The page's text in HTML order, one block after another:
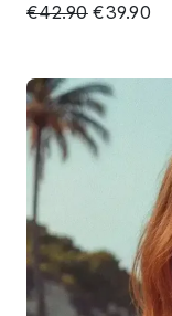
€42.90 €39.90